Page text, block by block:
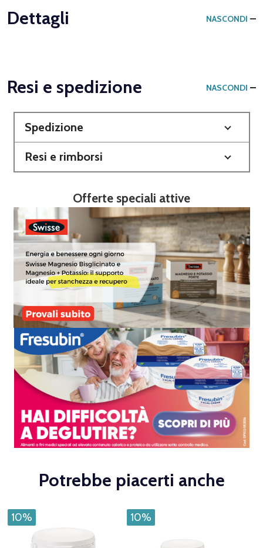
Dettagli NASCONDI
Resi e spedizione NASCONDI
Spedizione
Resi e rimborsi
Offerte speciali attive
Potrebbe piacerti anche
10% 10%